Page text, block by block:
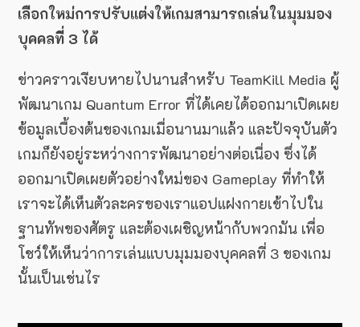
เลือกใหม่การปรับแต่งให้เกมสามารถเล่นในมุมมอง
บุคคลที่ 3 ได้
ข่าวคราวเงียบหายไปนานสำหรับ TeamKill Media ผู้
พัฒนาเกม Quantum Error ที่ได้เคยได้ออกมาเปิดเผย
ข้อมูลเบื้องต้นของเกมเมื่อนานมาแล้ว และปัจจุบันตัว
เกมก็ยังอยู่ระหว่างการพัฒนาอย่างต่อเนื่อง ซึ่งได้
ออกมาเปิดเผยตัวอย่างใหม่ของ Gameplay ที่ทำให้
เราจะได้เห็นตัวละครของเราแอปแฝงกายเข้าไปใน
ฐานทัพของศัตรู และต้องเผชิญหน้ากับพวกมัน เพื่อ
โชว์ให้เห็นว่าการเล่นแบบมุมมองบุคคลที่ 3 ของเกม
นั้นเป็นเช่นไร